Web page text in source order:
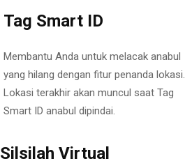
Tag Smart ID
Membantu Anda untuk melacak anabul
yang hilang dengan fitur penanda lokasi.
Lokasi terakhir akan muncul saat Tag
Smart ID anabul dipindai.
Silsilah Virtual